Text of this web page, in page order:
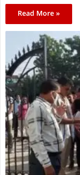
Read More »